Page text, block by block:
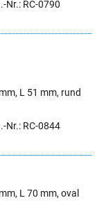
Nr.: RC-0790
L 51 mm, rund
Nr.: RC-0844
L 70 mm, oval